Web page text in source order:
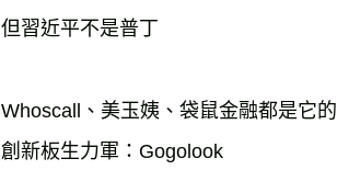
但習近平不是普丁
Whoscall、美玉姨、袋鼠金融都是它的
創新板生力軍：Gogolook